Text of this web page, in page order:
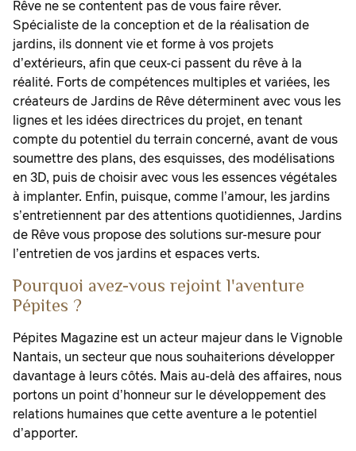
Rêve ne se contentent pas de vous faire rêver.
Spécialiste de la conception et de la réalisation de
jardins, ils donnent vie et forme à vos projets
d’extérieurs, afin que ceux-ci passent du rêve à la
réalité. Forts de compétences multiples et variées, les
créateurs de Jardins de Rêve déterminent avec vous les
lignes et les idées directrices du projet, en tenant
compte du potentiel du terrain concerné, avant de vous
soumettre des plans, des esquisses, des modélisations
en 3D, puis de choisir avec vous les essences végétales
à implanter. Enfin, puisque, comme l’amour, les jardins
s’entretiennent par des attentions quotidiennes, Jardins
de Rêve vous propose des solutions sur-mesure pour
l’entretien de vos jardins et espaces verts.
Pourquoi avez-vous rejoint l'aventure
Pépites ?
Pépites Magazine est un acteur majeur dans le Vignoble
Nantais, un secteur que nous souhaiterions développer
davantage à leurs côtés. Mais au-delà des affaires, nous
portons un point d’honneur sur le développement des
relations humaines que cette aventure a le potentiel
d’apporter.